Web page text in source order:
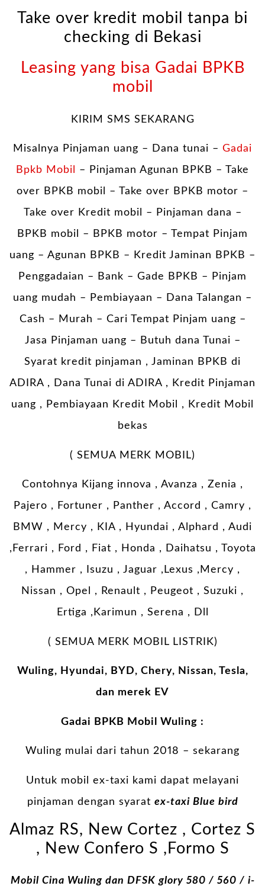
Take over kredit mobil tanpa bi
checking di Bekasi
Leasing yang bisa Gadai BPKB
mobil
KIRIM SMS SEKARANG
Misalnya Pinjaman uang – Dana tunai – Gadai
Bpkb Mobil
– Pinjaman Agunan BPKB – Take
over BPKB mobil – Take over BPKB motor –
Take over Kredit mobil – Pinjaman dana –
BPKB mobil – BPKB motor – Tempat Pinjam
uang – Agunan BPKB – Kredit Jaminan BPKB –
Penggadaian – Bank – Gade BPKB – Pinjam
uang mudah – Pembiayaan – Dana Talangan –
Cash – Murah – Cari Tempat Pinjam uang –
Jasa Pinjaman uang – Butuh dana Tunai –
Syarat kredit pinjaman , Jaminan BPKB di
ADIRA , Dana Tunai di ADIRA , Kredit Pinjaman
uang , Pembiayaan Kredit Mobil , Kredit Mobil
bekas
( SEMUA MERK MOBIL)
Contohnya Kijang innova , Avanza , Zenia ,
Pajero , Fortuner , Panther , Accord , Camry ,
BMW , Mercy , KIA , Hyundai , Alphard , Audi
,Ferrari , Ford , Fiat , Honda , Daihatsu , Toyota
, Hammer , Isuzu , Jaguar ,Lexus ,Mercy ,
Nissan , Opel , Renault , Peugeot , Suzuki ,
Ertiga ,Karimun , Serena , Dll
( SEMUA MERK MOBIL LISTRIK)
Wuling, Hyundai, BYD, Chery, Nissan, Tesla,
dan merek EV
Gadai BPKB Mobil Wuling :
Wuling mulai dari tahun 2018 – sekarang
Untuk mobil ex-taxi kami dapat melayani
pinjaman dengan syarat ex-taxi Blue bird
Almaz RS, New Cortez , Cortez S
, New Confero S ,Formo S
Mobil Cina Wuling dan DFSK glory 580 / 560 / i-